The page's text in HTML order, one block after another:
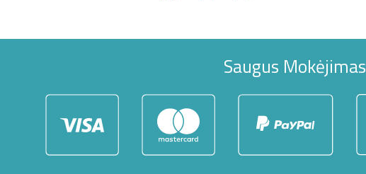
Saugus Mokėjimas